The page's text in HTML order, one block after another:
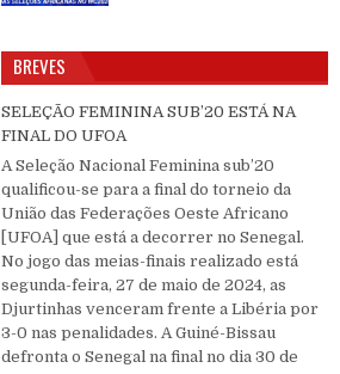
BREVES
SELEÇÃO FEMININA SUB’20 ESTÁ NA
FINAL DO UFOA
A Seleção Nacional Feminina sub’20
qualificou-se para a final do torneio da
União das Federações Oeste Africano
[UFOA] que está a decorrer no Senegal.
No jogo das meias-finais realizado está
segunda-feira, 27 de maio de 2024, as
Djurtinhas venceram frente a Libéria por
3-0 nas penalidades. A Guiné-Bissau
defronta o Senegal na final no dia 30 de